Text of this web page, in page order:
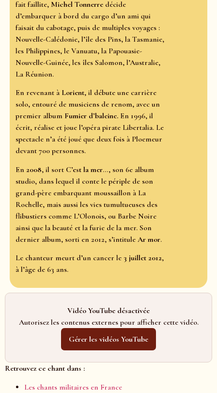
fait faillite, Michel Tonnerre décide
d’embarquer à bord du cargo d’un ami qui
faisait du cabotage, puis de multiples voyages :
Nouvelle-Calédonie, l’île des Pins, la Tasmanie,
les Philippines, le Vanuatu, la Papouasie-
Nouvelle-Guinée, les îles Salomon, l’Australie,
La Réunion.
En revenant à Lorient, il débute une carrière
solo, entouré de musiciens de renom, avec un
premier album Fumier d’baleine. En 1996, il
écrit, réalise et joue l’opéra pirate Libertalia. Le
spectacle n’a été joué que deux fois à Ploemeur
devant 700 personnes.
En 2008, il sort C’est la mer..., son 6e album
studio, dans lequel il conte le périple de son
grand-père embarquant moussaillon à La
Rochelle, mais aussi les vies tumultueuses des
flibustiers comme L’Olonois, ou Barbe Noire
ainsi que la beauté et la furie de la mer. Son
dernier album, sorti en 2012, s’intitule Ar mor.
Le chanteur meurt d’un cancer le 3 juillet 2012,
à l’âge de 63 ans.
Vidéo YouTube désactivée
Autorisez les contenus externes pour afficher cette vidéo.
Gérer les vidéos YouTube
Retrouvez ce chant dans :
Les chants militaires en France